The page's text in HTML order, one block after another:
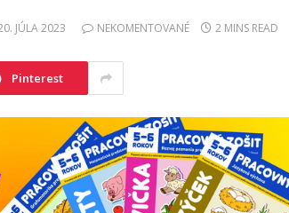
JÚLA 2023 NEKOMENTOVANÉ 2 MINS READ
Pinterest